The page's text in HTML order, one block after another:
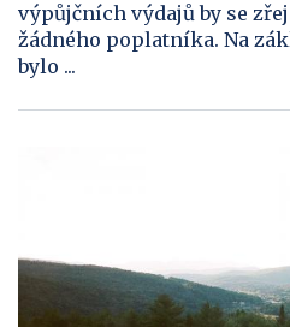
výpůjčních výdajů by se
žádného poplatníka. Na
bylo ...